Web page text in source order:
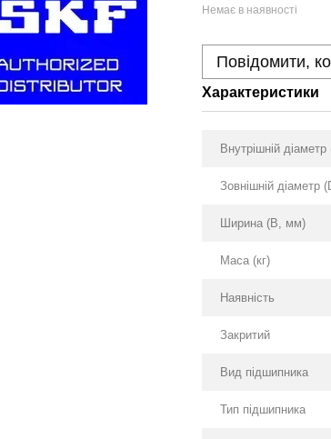
Немає в наявності
Повідомити,
Характеристики
Внутрішній
Зовнішній діаметр
Ширина (B, мм)
Маса (кг)
Наявність
Закритий
Вид підшипника
Тип підшипника